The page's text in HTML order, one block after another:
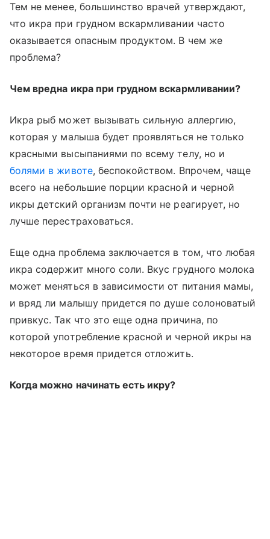
Тем не менее, большинство врачей утверждают,
что икра при грудном вскармливании часто
оказывается опасным продуктом. В чем же
проблема?
Чем вредна икра при грудном вскармливании?
Икра рыб может вызывать сильную аллергию,
которая у малыша будет проявляться не только
красными высыпаниями по всему телу, но и
болями в животе, беспокойством. Впрочем, чаще
всего на небольшие порции красной и черной
икры детский организм почти не реагирует, но
лучше перестраховаться.
Еще одна проблема заключается в том, что любая
икра содержит много соли. Вкус грудного молока
может меняться в зависимости от питания мамы,
и вряд ли малышу придется по душе солоноватый
привкус. Так что это еще одна причина, по
которой употребление красной и черной икры на
некоторое время придется отложить.
Когда можно начинать есть икру?